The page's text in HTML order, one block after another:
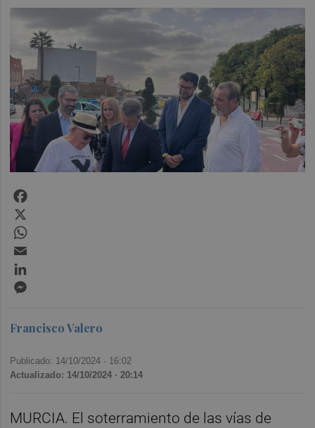
Francisco Valero
Publicado: 14/10/2024 · 16:02
Actualizado: 14/10/2024 · 20:14
MURCIA. El soterramiento de las vías de